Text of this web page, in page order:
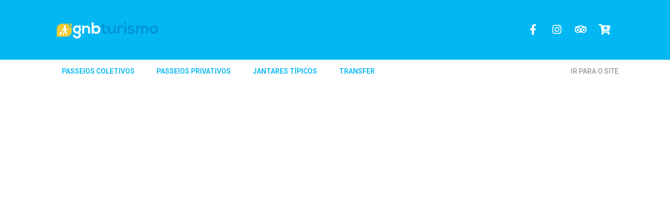
PASSEIOS COLETIVOS PASSEIOS PRIVATIVOS JANTARES TÍPICOS TRANSFER IR PARA O SITE